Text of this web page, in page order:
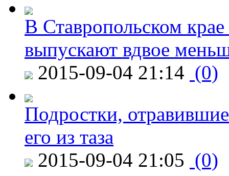
В Ставропольском
выпускают вдвое
2015-09-04 21:14 (0)
Подростки,
его из таза
2015-09-04 21:05 (0)